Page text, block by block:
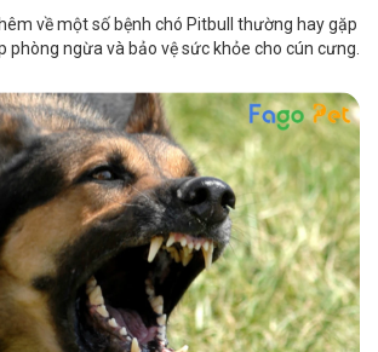
về một số bệnh chó Pitbull thường hay gặp
phòng ngừa và bảo vệ sức khỏe cho cún cưng.